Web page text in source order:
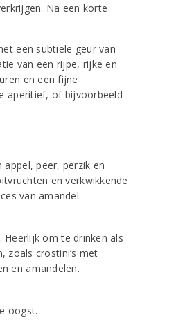
Na een korte
een subtiele geur van
van een rijpe, rijke en
en een fijne
aperitief, of bijvoorbeeld
peer, perzik en
en verkwikkende
van amandel.
om te drinken als
zoals crostini’s met
en amandelen.
oogst.